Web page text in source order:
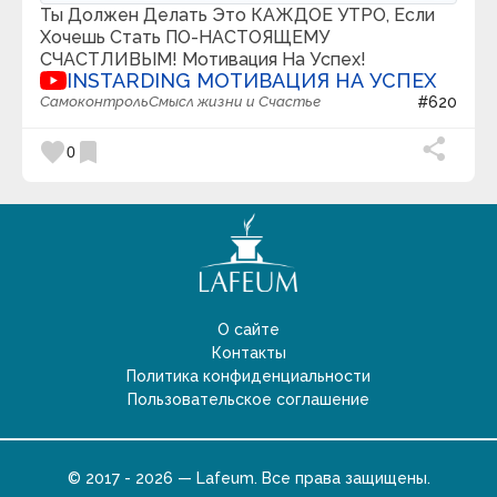
Kurzgesagt
Latos Charts
Like Stories of Old
Lionel Grand
LS Philosophy
Mad Work Day
Marina Mogilko
MeditationRelaxClub - Sleep Music & Mindfulness
Mindvalley на русском
Mitu's creatives / クリエイティブ
morn1415
Musicoterapia
Ты Должен Делать Это КАЖДОЕ УТРО, Если
Хочешь Стать ПО-НАСТОЯЩЕМУ
СЧАСТЛИВЫМ! Мотивация На Успех!
INSTARDING МОТИВАЦИЯ НА УСПЕХ
СамоконтрольСмысл жизни и Счастье #620
favorite0 bookmark
О сайте
Контакты
Политика конфиденциальности
Пользовательское соглашение
© 2017 - 2026 — Lafeum. Все права защищены.